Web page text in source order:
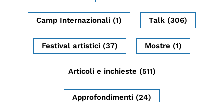
Archivio
Archivi del presente
Biblioteca
Mostre digitali
Camp Internazionali (1) Talk (306)
Festival artistici (37) Mostre (1)
Articoli e inchieste (511)
Approfondimenti (24)